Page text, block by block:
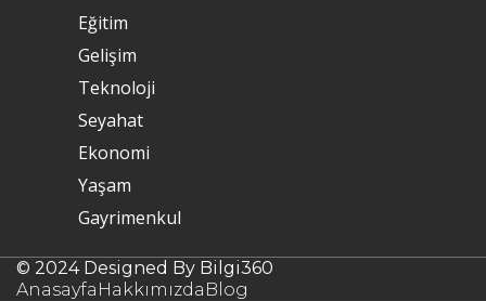
Eğitim
Gelişim
Teknoloji
Seyahat
Ekonomi
Yaşam
Gayrimenkul
© 2024 Designed By Bilgi360
Anasayfa Hakkımızda Blog